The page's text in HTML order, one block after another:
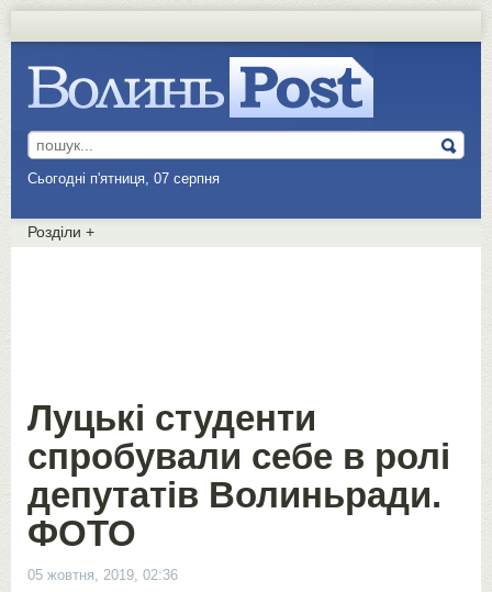
Сьогодні п'ятниця, 07 серпня
Розділи +
Луцькі студенти
спробували себе в ролі
депутатів Волиньради.
ФОТО
05 жовтня, 2019, 02:36